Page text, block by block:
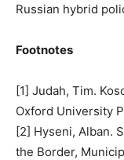
Russian hybrid
Footnotes
[1] Judah, Tim.
Oxford University
[2] Hyseni, Alban.
the Border,